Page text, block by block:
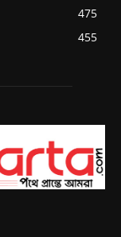
475
455